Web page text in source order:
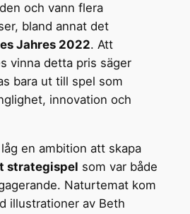
och vann flera
bland annat det
Jahres 2022. Att
vinna detta pris säger
bara ut till spel som
innovation och
en ambition att skapa
strategispel som var både
Naturtemat kom
illustrationer av Beth